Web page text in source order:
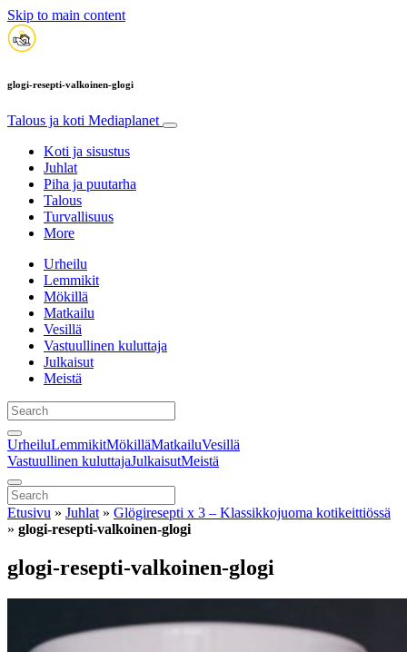
Skip to main content
glogi-resepti-valkoinen-glogi
Talous ja koti Mediaplanet
Koti ja sisustus
Juhlat
Piha ja puutarha
Talous
Turvallisuus
More
Urheilu
Lemmikit
Mökillä
Matkailu
Vesillä
Vastuullinen kuluttaja
Julkaisut
Meistä
UrheiluLemmikitMökilläMatkailuVesillä
Vastuullinen kuluttajaJulkaisutMeistä
Etusivu » Juhlat » Glögiresepti x 3 – Klassikkojuoma kotikeittiössä
» glogi-resepti-valkoinen-glogi
glogi-resepti-valkoinen-glogi